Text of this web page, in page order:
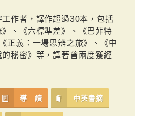
作者，譯作超過30本，包括
》、《六標準差》、《巴菲特
正義：一場思辨之旅》、《中
的秘密》等，譯著曾兩度獲經
導 讀 中英書摘